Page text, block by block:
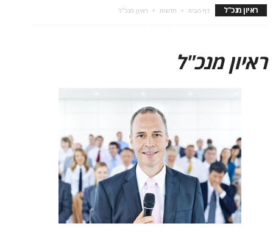
ראיון מנכ"ל דף הבית חדשות ראיון מנכ"ל
ראיון מנכ"ל